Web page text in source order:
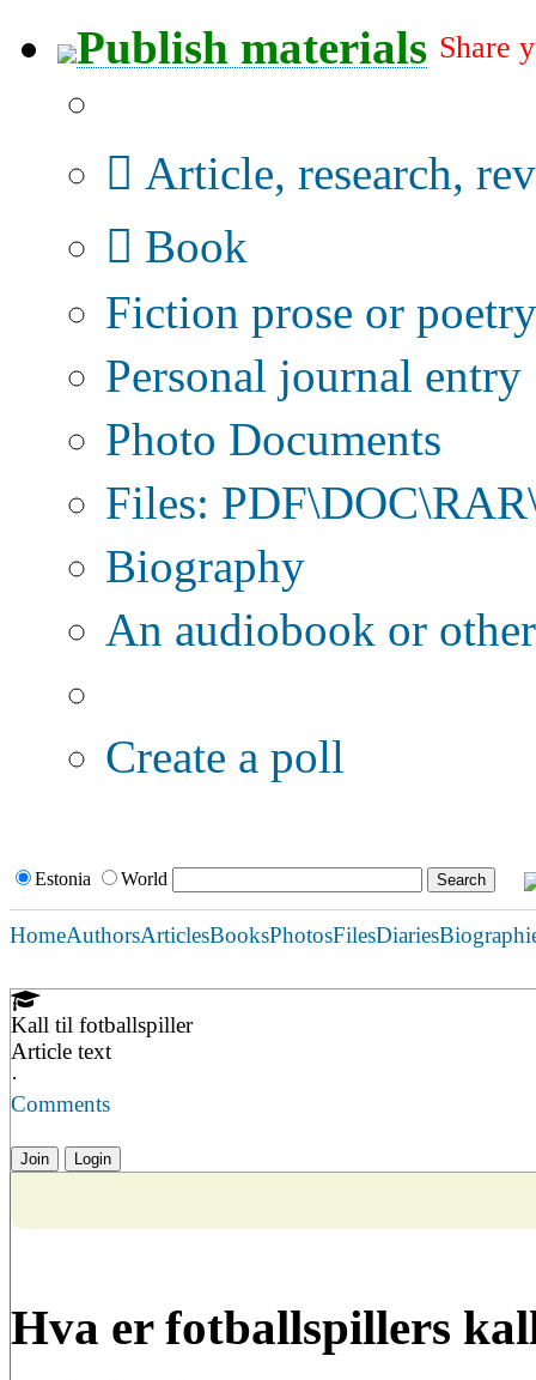
Publish materials Share
Article, research,
Book
Fiction prose or poetry
Personal journal entry
Photo Documents
Files:
Biography
An audiobook or
Create a poll
Estonia World
HomeAuthorsArticlesBooksPhotosFilesDiaries
Kall til fotballspiller
Article text
·
Comments
Join Login
Hva er fotballspillers